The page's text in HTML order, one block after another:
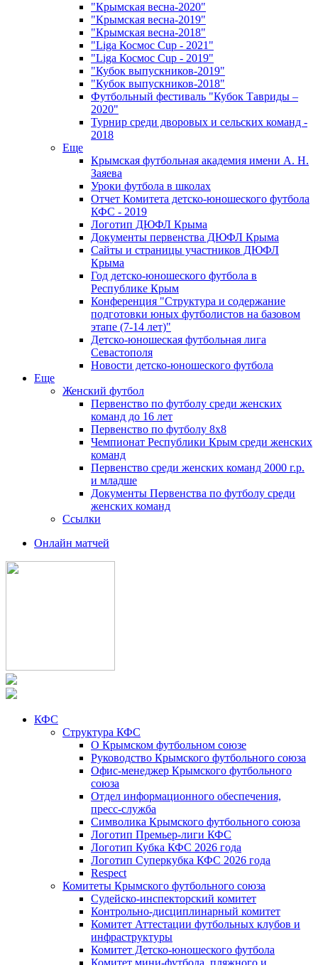
"Крымская весна-2020"
"Крымская весна-2019"
"Крымская весна-2018"
"Liga Космос Cup - 2021"
"Liga Космос Cup - 2019"
"Кубок выпускников-2019"
"Кубок выпускников-2018"
Футбольный фестиваль "Кубок Тавриды –
2020"
Турнир среди дворовых и сельских команд -
2018
Еще
Крымская футбольная академия имени А. Н.
Заяева
Уроки футбола в школах
Отчет Комитета детско-юношеского футбола
КФС - 2019
Логотип ДЮФЛ Крыма
Документы первенства ДЮФЛ Крыма
Сайты и страницы участников ДЮФЛ
Крыма
Год детско-юношеского футбола в
Республике Крым
Конференция "Структура и содержание
подготовки юных футболистов на базовом
этапе (7-14 лет)"
Детско-юношеская футбольная лига
Севастополя
Новости детско-юношеского футбола
Еще
Женский футбол
Первенство по футболу среди женских
команд до 16 лет
Первенство по футболу 8х8
Чемпионат Республики Крым среди женских
команд
Первенство среди женских команд 2000 г.р.
и младше
Документы Первенства по футболу среди
женских команд
Ссылки
Онлайн матчей
КФС
Структура КФС
О Крымском футбольном союзе
Руководство Крымского футбольного союза
Офис-менеджер Крымского футбольного
союза
Отдел информационного обеспечения,
пресс-служба
Символика Крымского футбольного союза
Логотип Премьер-лиги КФС
Логотип Кубка КФС 2026 года
Логотип Суперкубка КФС 2026 года
Respect
Комитеты Крымского футбольного союза
Судейско-инспекторский комитет
Контрольно-дисциплинарный комитет
Комитет Аттестации футбольных клубов и
инфраструктуры
Комитет Детско-юношеского футбола
Комитет мини-футбола, пляжного и